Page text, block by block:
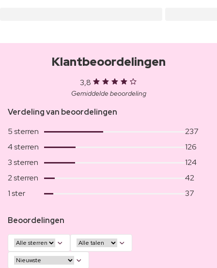
Klantbeoordelingen
3,8
Gemiddelde beoordeling
Verdeling van beoordelingen
5 sterren
237
4 sterren
126
3 sterren
124
2 sterren
42
1 ster
37
Beoordelingen